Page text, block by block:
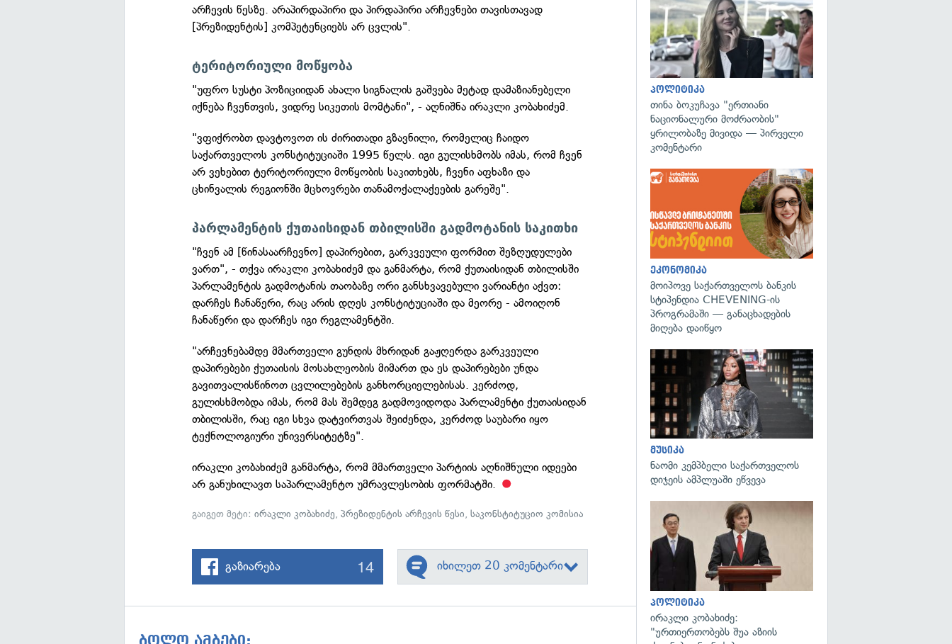
არჩევის წესზე. არაპირდაპირი და პირდაპირი არჩევნები თავისთავად
[პრეზიდენტის] კომპეტენციებს არ ცვლის".
ტერიტორიული მოწყობა
"უფრო სუსტი პოზიციიდან ახალი სიგნალის გაშვება მეტად დამაზიანებელი
იქნება ჩვენთვის, ვიდრე სიკეთის მომტანი", - აღნიშნა ირაკლი კობახიძემ.
"ვფიქრობთ დავტოვოთ ის ძირითადი გზავნილი, რომელიც ჩაიდო
საქართველოს კონსტიტუციაში 1995 წელს. იგი გულისხმობს იმას, რომ ჩვენ
არ ვეხებით ტერიტორიული მოწყობის საკითხებს, ჩვენი აფხაზი და
ცხინვალის რეგიონში მცხოვრები თანამოქალაქეების გარეშე".
პარლამენტის ქუთაისიდან თბილისში გადმოტანის საკითხი
"ჩვენ ამ [წინასაარჩევნო] დაპირებით, გარკვეული ფორმით შეზღუდულები
ვართ", - თქვა ირაკლი კობახიძემ და განმარტა, რომ ქუთაისიდან თბილისში
პარლამენტის გადმოტანის თაობაზე ორი განსხვავებული ვარიანტი აქვთ:
დარჩეს ჩანაწერი, რაც არის დღეს კონსტიტუციაში და მეორე - ამოიღონ
ჩანაწერი და დარჩეს იგი რეგლამენტში.
"არჩევნებამდე მმართველი გუნდის მხრიდან გაჟღერდა გარკვეული
დაპირებები ქუთაისის მოსახლეობის მიმართ და ეს დაპირებები უნდა
გავითვალისწინოთ ცვლილებების განხორციელებისას. კერძოდ,
გულისხმობდა იმას, რომ მას შემდეგ გადმოვიდოდა პარლამენტი ქუთაისიდან
თბილისში, რაც იგი სხვა დატვირთვას შეიძენდა, კერძოდ საუბარი იყო
ტექნოლოგიური უნივერსიტეტზე".
ირაკლი კობახიძემ განმარტა, რომ მმართველი პარტიის აღნიშნული იდეები
არ განუხილავთ საპარლამენტო უმრავლესობის ფორმატში.
გაიგეთ მეტი:ირაკლი კობახიძე,პრეზიდენტის არჩევის წესი,საკონსტიტუციო კომისია
გაზიარება 14 იხილეთ 20 კომენტარი
პოლიტიკა
თინა ბოკუჩავა "ერთიანი
ნაციონალური მოძრაობის"
ყრილობაზე მივიდა — პირველი
კომენტარი
ეკონომიკა
მოიპოვე საქართველოს ბანკის
სტიპენდია CHEVENING-ის
პროგრამაში — განაცხადების
მიღება დაიწყო
მუსიკა
ნაომი კემპბელი საქართველოს
დიჯეის ამპლუაში ეწვევა
პოლიტიკა
ირაკლი კობახიძე:
"ურთიერთობებს შუა აზიის